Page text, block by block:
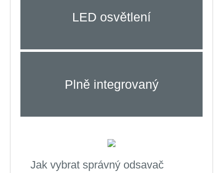
LED osvětlení
Plně integrovaný
Jak vybrat správný odsavač